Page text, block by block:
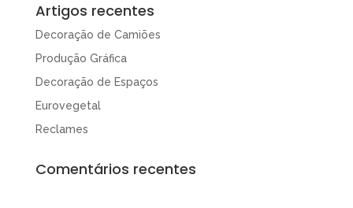
Artigos recentes
Decoração de Camiões
Produção Gráfica
Decoração de Espaços
Eurovegetal
Reclames
Comentários recentes